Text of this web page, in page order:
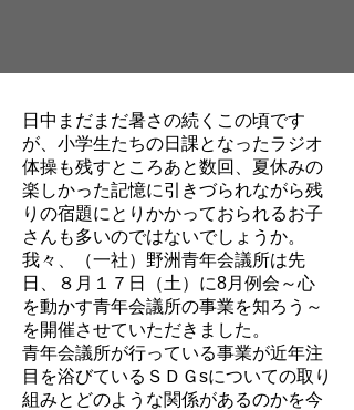
日中まだまだ暑さの続くこの頃です
が、小学生たちの日課となったラジオ
体操も残すところあと数回、夏休みの
楽しかった記憶に引きづられながら残
りの宿題にとりかかっておられるお子
さんも多いのではないでしょうか。
我々、（一社）野洲青年会議所は先
日、８月１７日（土）に8月例会～心
を動かす青年会議所の事業を知ろう～
を開催させていただきました。
青年会議所が行っている事業が近年注
目を浴びているＳＤＧsについての取り
組みとどのような関係があるのかを今